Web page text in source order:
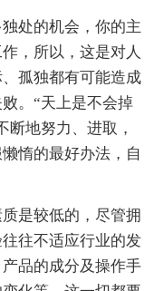
处的机会，你的主
，所以，这是对人
孤独都有可能造成
。“天上是不会掉
断地努力、进取，
惰的最好办法，自
是较低的，尽管拥
往不适应行业的发
品的成分及操作手